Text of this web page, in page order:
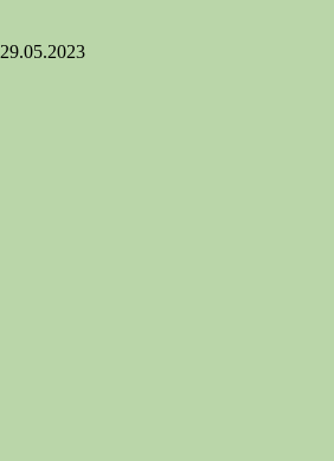
29.05.2023